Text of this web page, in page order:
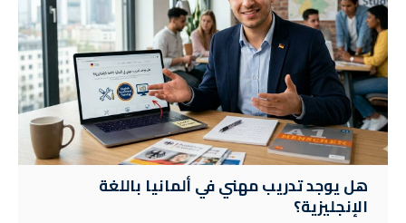
هل يوجد تدريب مهني في ألمانيا باللغة
الإنجليزية؟